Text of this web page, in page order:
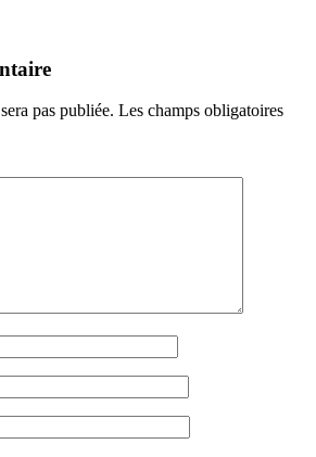
pas publiée. Les champs obligatoires